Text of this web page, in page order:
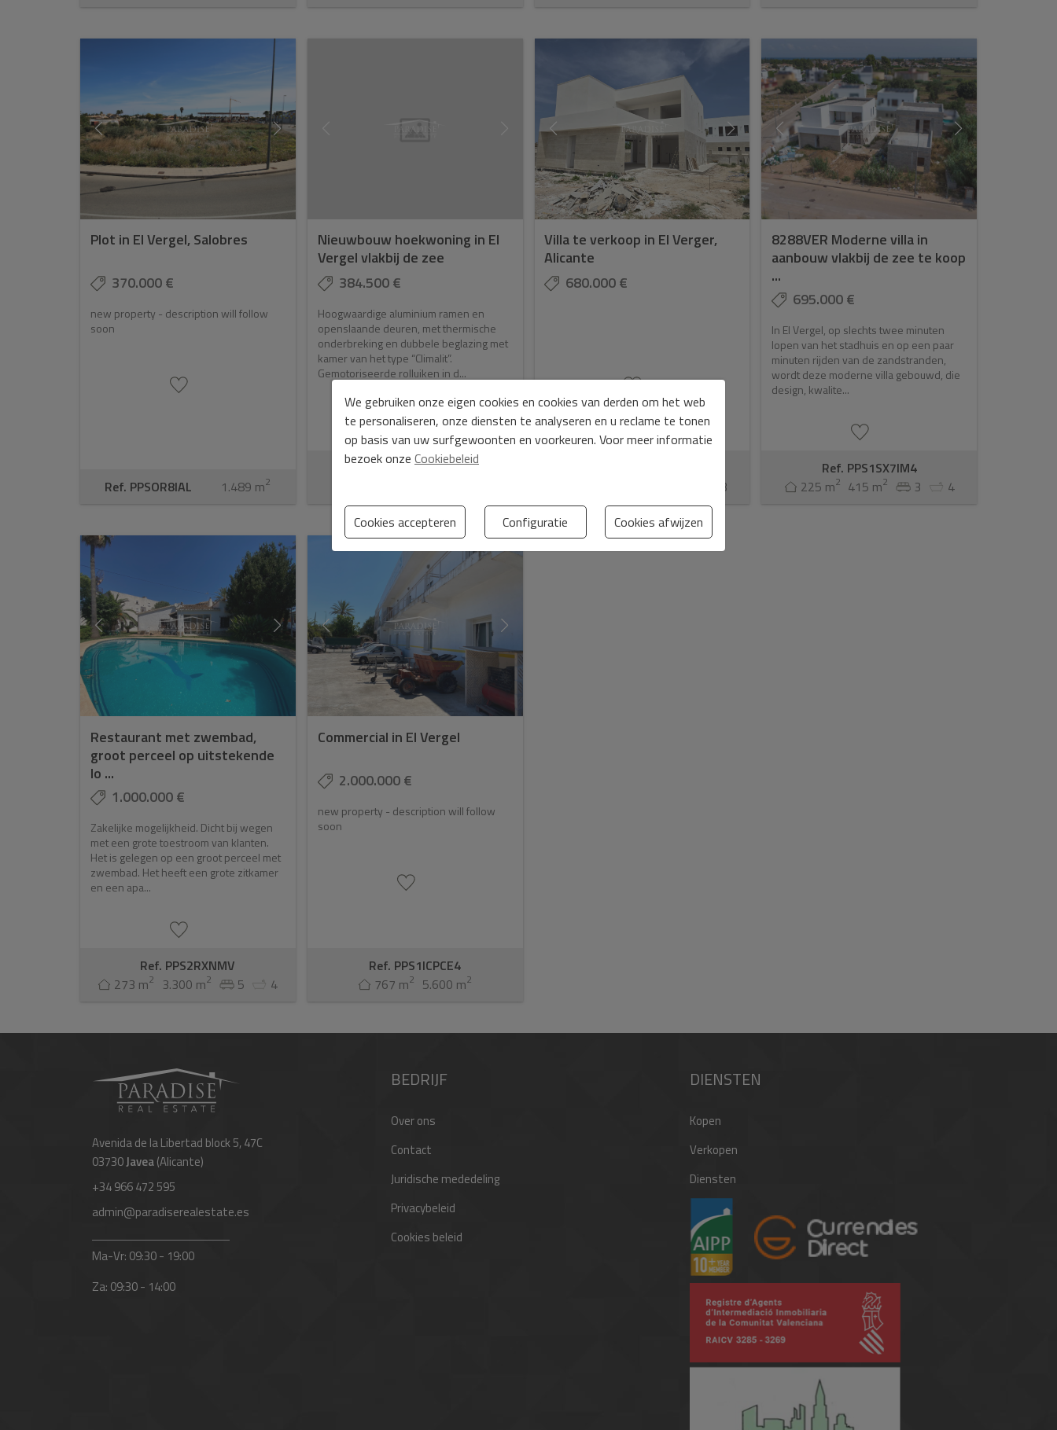
Plot in El Vergel, Salobres
370.000 €
new property - description will follow
soon
Ref. PPSOR8IAL 1.489 m2
Nieuwbouw hoekwoning in El
Vergel vlakbij de zee
384.500 €
Hoogwaardige aluminium ramen en
openslaande deuren, met thermische
onderbreking en dubbele beglazing met
kamer van het type “Climalit”.
Gemotoriseerde rolluiken in d...
Ref. PPS1GFG26D
Villa te verkoop in El Verger,
Alicante
680.000 €
3
8288VER Moderne villa in
aanbouw vlakbij de zee te koop
...
695.000 €
In El Vergel, op slechts twee minuten
lopen van het stadhuis en op een paar
minuten rijden van de zandstranden,
wordt deze moderne villa gebouwd, die
design, kwalite...
Ref. PPS1SX7IM4
225 m2 415 m2 3 4
Restaurant met zwembad,
groot perceel op uitstekende
lo ...
1.000.000 €
Zakelijke mogelijkheid. Dicht bij wegen
met een grote toestroom van klanten.
Het is gelegen op een groot perceel met
zwembad. Het heeft een grote zitkamer
en een apa...
Ref. PPS2RXNMV
273 m2 3.300 m2 5 4
Commercial in El Vergel
2.000.000 €
new property - description will follow
soon
Ref. PPS1ICPCE4
767 m2 5.600 m2
Avenida de la Libertad block 5, 47C
03730Javea(Alicante)
+34 966 472 595
admin@paradiserealestate.es
Ma-Vr: 09:30 - 19:00
Za: 09:30 - 14:00
BEDRIJF
Over ons
Contact
Juridische mededeling
Privacybeleid
Cookies beleid
DIENSTEN
Kopen
Verkopen
Diensten
We gebruiken onze eigen cookies en cookies van derden om het web
te personaliseren, onze diensten te analyseren en u reclame te tonen
op basis van uw surfgewoonten en voorkeuren. Voor meer informatie
bezoek onze Cookiebeleid
Cookies accepteren Configuratie Cookies afwijzen